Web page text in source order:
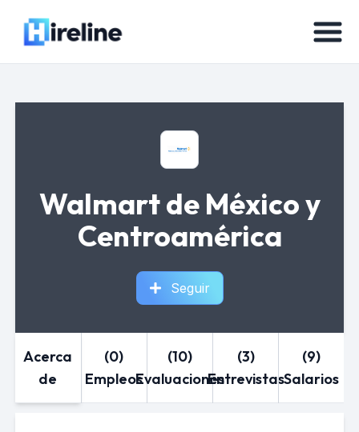
Walmart de México y
Centroamérica
Seguir
Acerca
de
(0)
Empleos
(10)
Evaluaciones
(3)
Entrevistas
(9)
Salarios